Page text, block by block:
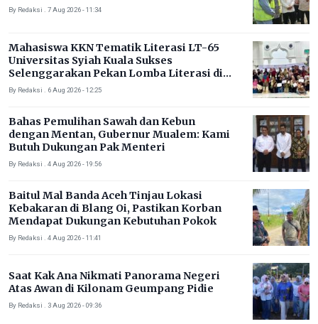
By Redaksi . 7 Aug 2026 - 11:34
Mahasiswa KKN Tematik Literasi LT-65
Universitas Syiah Kuala Sukses
Selenggarakan Pekan Lomba Literasi di
Gampong Rhieng Blang
By Redaksi . 6 Aug 2026 - 12:25
Bahas Pemulihan Sawah dan Kebun
dengan Mentan, Gubernur Mualem: Kami
Butuh Dukungan Pak Menteri
By Redaksi . 4 Aug 2026 - 19:56
Baitul Mal Banda Aceh Tinjau Lokasi
Kebakaran di Blang Oi, Pastikan Korban
Mendapat Dukungan Kebutuhan Pokok
By Redaksi . 4 Aug 2026 - 11:41
Saat Kak Ana Nikmati Panorama Negeri
Atas Awan di Kilonam Geumpang Pidie
By Redaksi . 3 Aug 2026 - 09:36